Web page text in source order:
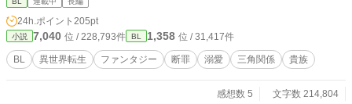
ことを、レイがゆっくり生きていくお話です。BL展開もかな
りゆっくりになりますが進みます。
24h.ポイント 205pt
小説 7,040 位 / 228,793件 BL 1,358 位 / 31,417件
BL 異世界転生 ファンタジー 断罪 溺愛 三角関係 貴族
感想数 5
文字数 214,804